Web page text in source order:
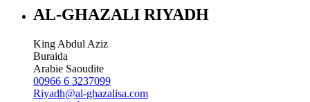
AL-GHAZALI RIYADH
King Abdul Aziz
Buraida
Arabie Saoudite
00966 6 3237099
Riyadh@al-ghazalisa.com